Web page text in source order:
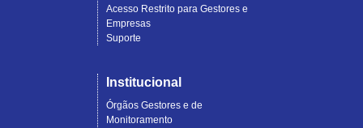
Acesso Restrito para Gestores e
Empresas
Suporte
Institucional
Órgãos Gestores e de
Monitoramento